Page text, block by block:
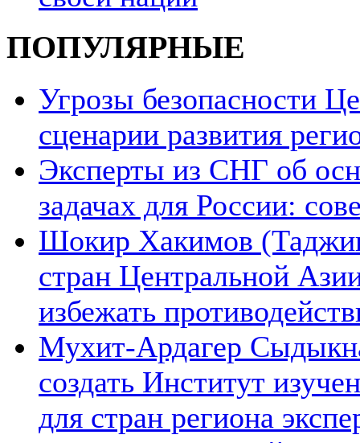
ПОПУЛЯРНЫЕ
Угрозы безопасности
сценарии развития
Эксперты из СНГ об
задачах для России:
Шокир Хакимов
стран Центральной
избежать
Мухит-Ардагер
создать Институт
для стран региона